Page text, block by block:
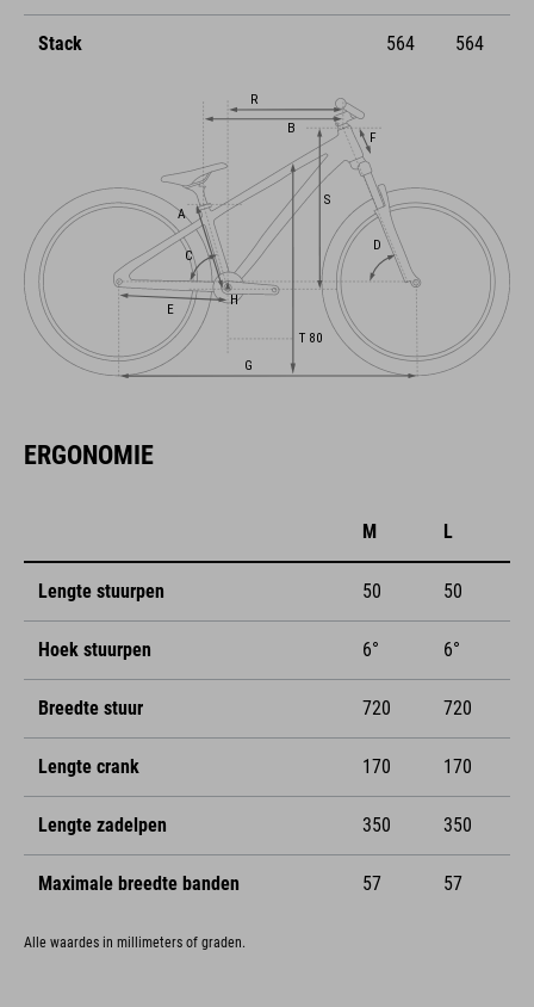
Stack 564 564
ERGONOMIE
M L
Lengte stuurpen 50 50
Hoek stuurpen 6° 6°
Breedte stuur 720 720
Lengte crank 170 170
Lengte zadelpen 350 350
Maximale breedte banden 57 57
Alle waardes in millimeters of graden.